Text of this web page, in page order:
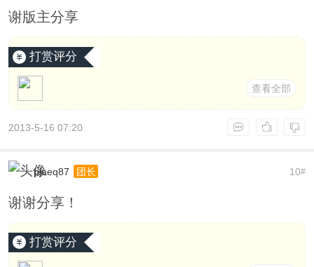
谢版主分享
打赏评分
查看全部
2013-5-16 07:20
10#
pjaeq87 团长
谢谢分享！
打赏评分